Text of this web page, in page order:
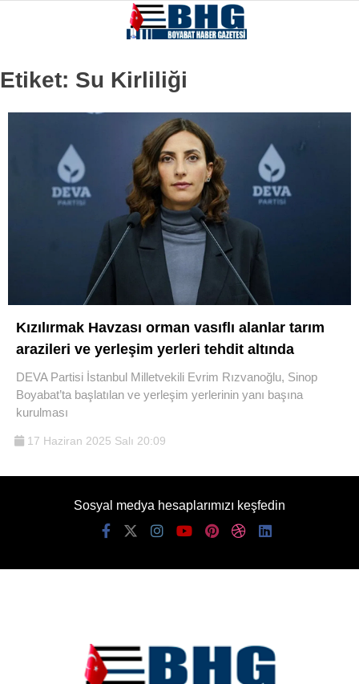
Etiket: Su Kirliliği
Kızılırmak Havzası orman vasıflı alanlar tarım
arazileri ve yerleşim yerleri tehdit altında
DEVA Partisi İstanbul Milletvekili Evrim Rızvanoğlu, Sinop
Boyabat’ta başlatılan ve yerleşim yerlerinin yanı başına
kurulması
17 Haziran 2025 Salı 20:09
Sosyal medya hesaplarımızı keşfedin